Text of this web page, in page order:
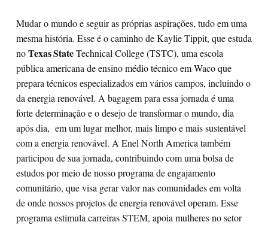
Mudar o mundo e seguir as próprias aspirações, tudo em uma
mesma história. Esse é o caminho de Kaylie Tippit, que estuda
noTexas StateTechnical College (TSTC), uma escola
pública americana de ensino médio técnico em Waco que
prepara técnicos especializados em vários campos, incluindo o
da energia renovável. A bagagem para essa jornada é uma
forte determinação e o desejo de transformar o mundo, dia
após dia, em um lugar melhor, mais limpo e mais sustentável
com a energia renovável. A Enel North America também
participou de sua jornada, contribuindo com uma bolsa de
estudos por meio de nosso programa de engajamento
comunitário, que visa gerar valor nas comunidades em volta
de onde nossos projetos de energia renovável operam. Esse
programa estimula carreiras STEM, apoia mulheres no setor